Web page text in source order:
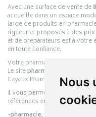
Nous
Avec une surface de vente de
accueille dans un espace
large de produits en
rigueur et proposés à des
et de préparateurs est à
en toute confiance.
Votre pharmacie en ligne :
Le sitepharmacie-cayeux.fr
Cayeux Pharmabest Berck-
Il vous permet de réaliser vos
références en :